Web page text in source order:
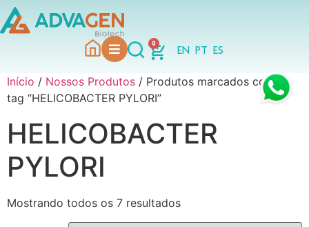
0
EN PT ES
Início / Nossos Produtos / Produtos marcados com a
tag “HELICOBACTER PYLORI”
HELICOBACTER
PYLORI
Mostrando todos os 7 resultados